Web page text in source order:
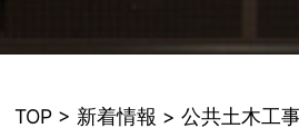
TOP > 新着情報 > 公共土木工